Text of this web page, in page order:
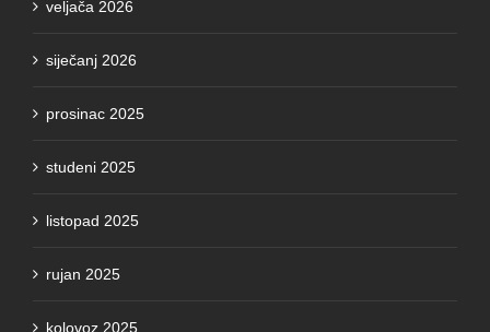
veljača 2026
siječanj 2026
prosinac 2025
studeni 2025
listopad 2025
rujan 2025
kolovoz 2025